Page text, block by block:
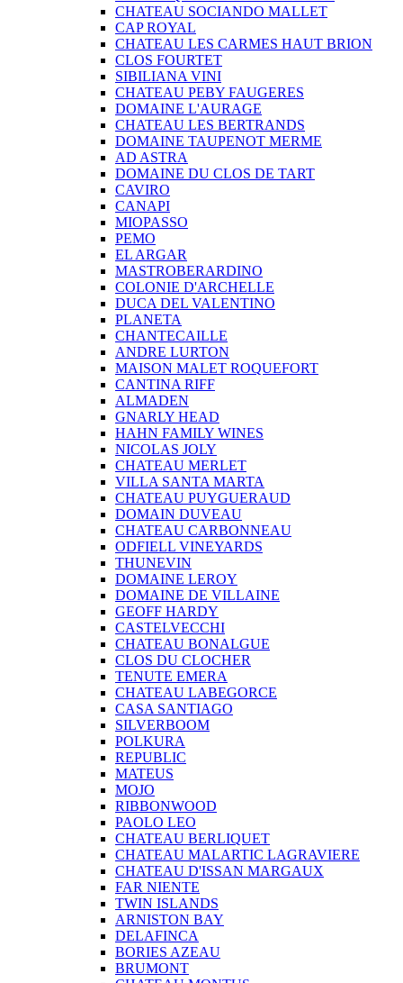
CHATEAU SOCIANDO MALLET
CAP ROYAL
CHATEAU LES CARMES HAUT BRION
CLOS FOURTET
SIBILIANA VINI
CHATEAU PEBY FAUGERES
DOMAINE L'AURAGE
CHATEAU LES BERTRANDS
DOMAINE TAUPENOT MERME
AD ASTRA
DOMAINE DU CLOS DE TART
CAVIRO
CANAPI
MIOPASSO
PEMO
EL ARGAR
MASTROBERARDINO
COLONIE D'ARCHELLE
DUCA DEL VALENTINO
PLANETA
CHANTECAILLE
ANDRE LURTON
MAISON MALET ROQUEFORT
CANTINA RIFF
ALMADEN
GNARLY HEAD
HAHN FAMILY WINES
NICOLAS JOLY
CHATEAU MERLET
VILLA SANTA MARTA
CHATEAU PUYGUERAUD
DOMAIN DUVEAU
CHATEAU CARBONNEAU
ODFIELL VINEYARDS
THUNEVIN
DOMAINE LEROY
DOMAINE DE VILLAINE
GEOFF HARDY
CASTELVECCHI
CHATEAU BONALGUE
CLOS DU CLOCHER
TENUTE EMERA
CHATEAU LABEGORCE
CASA SANTIAGO
SILVERBOOM
POLKURA
REPUBLIC
MATEUS
MOJO
RIBBONWOOD
PAOLO LEO
CHATEAU BERLIQUET
CHATEAU MALARTIC LAGRAVIERE
CHATEAU D'ISSAN MARGAUX
FAR NIENTE
TWIN ISLANDS
ARNISTON BAY
DELAFINCA
BORIES AZEAU
BRUMONT